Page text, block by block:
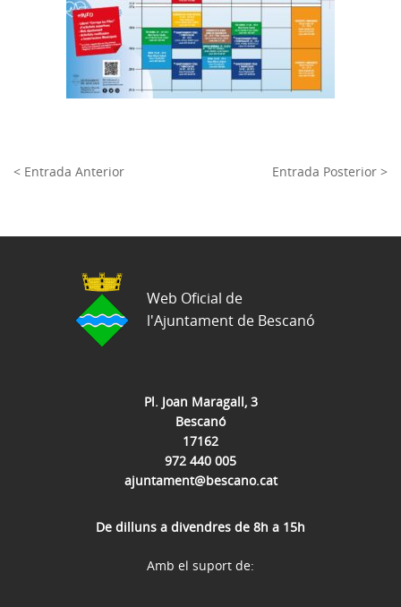
< Entrada Anterior Entrada Posterior >
Pl. Joan Maragall, 3
Bescanó
17162
972 440 005
ajuntament@bescano.cat
De dilluns a divendres de 8h a 15h
Web Oficial de
l'Ajuntament de Bescanó
Amb el suport de: